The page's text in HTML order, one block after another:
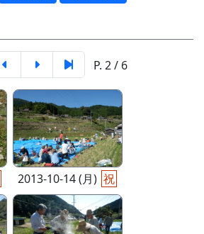
P. 2 / 6
2013-10-14 (月) 祝